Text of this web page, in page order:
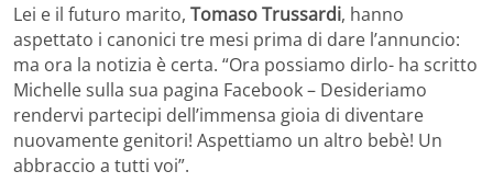
Lei e il futuro marito, Tomaso Trussardi, hanno
aspettato i canonici tre mesi prima di dare l’annuncio:
ma ora la notizia è certa. “Ora possiamo dirlo- ha scritto
Michelle sulla sua pagina Facebook – Desideriamo
rendervi partecipi dell’immensa gioia di diventare
nuovamente genitori! Aspettiamo un altro bebè! Un
abbraccio a tutti voi”.